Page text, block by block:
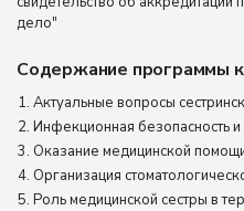
дело"
Содержание программы
Актуальные вопросы
Инфекционная безопасность
Оказание медицинской
Организация
Роль медицинской сестры в